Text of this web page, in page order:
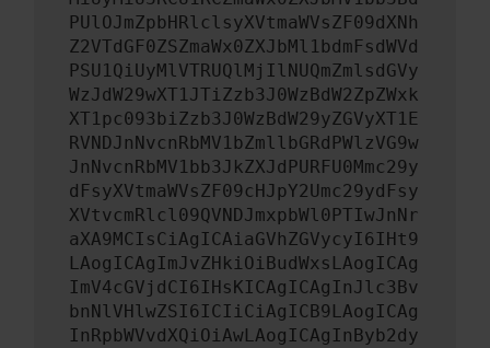
PUlOJmZpbHRlclsyXVtmaWVsZF09dXNh
Z2VTdGF0ZSZmaWx0ZXJbMl1bdmFsdWVd
PSU1QiUyMlVTRUQlMjIlNUQmZmlsdGVy
WzJdW29wXT1JTiZzb3J0WzBdW2ZpZWxk
XT1pc093biZzb3J0WzBdW29yZGVyXT1E
RVNDJnNvcnRbMV1bZmllbGRdPWlzVG9w
JnNvcnRbMV1bb3JkZXJdPURFU0Mmc29y
dFsyXVtmaWVsZF09cHJpY2Umc29ydFsy
XVtvcmRlcl09QVNDJmxpbWl0PTIwJnNr
aXA9MCIsCiAgICAiaGVhZGVycyI6IHt9
LAogICAgImJvZHkiOiBudWxsLAogICAg
ImV4cGVjdCI6IHsKICAgICAgInJlc3Bv
bnNlVHlwZSI6ICIiCiAgICB9LAogICAg
InRpbWVvdXQiOiAwLAogICAgInByb2dy